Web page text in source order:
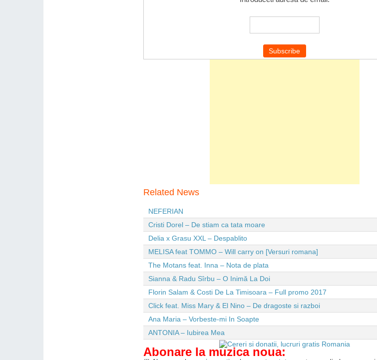
Related News
NEFERIAN
Cristi Dorel – De stiam ca tata moare
Delia x Grasu XXL – Despablito
MELISA feat TOMMO – Will carry on [Versuri romana]
The Motans feat. Inna – Nota de plata
Sianna & Radu Sîrbu – O Inimă La Doi
Florin Salam & Costi De La Timisoara – Full promo 2017
Click feat. Miss Mary & El Nino – De dragoste si razboi
Ana Maria – Vorbeste-mi In Soapte
ANTONIA – Iubirea Mea
Abonare la muzica noua: